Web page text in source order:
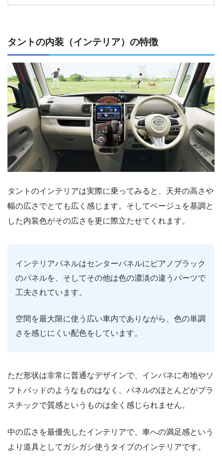
タントの内装（インテリア）の特徴
タントのインテリアは実際に乗ってみると、天井の高さや
幅の広さでとても広く感じます。そしてベージュを基調と
した内装色がその広さを更に際立たせてくれます。
インテリアパネルはセンターパネルにピアノブラック
のパネルを、そしてその他は色の濃淡の違うパーツで
工夫されています。
空間を最大限に使う広い車内でありながら、色の単調
さを感じにくい配色をしています。
ただ形状は非常に普通なデザインで、インパネに布地やソ
フトパッドのようなものはなく、パネルのほとんどがプラ
スチックで質感というものは全く感じられません。
中の広さを最優先したインテリアで、車への満足感という
より道具としてガシガシ使うタイプのインテリアです。